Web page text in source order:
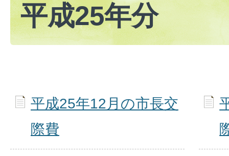
平成25年分
平成25年12月の市長交
際費